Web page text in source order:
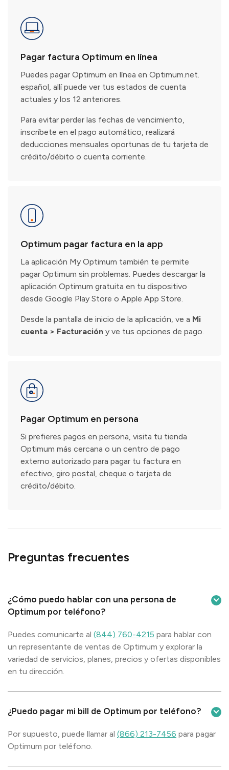
Pagar factura Optimum en línea
Puedes pagar Optimum en línea en Optimum.net.
español, allí puede ver tus estados de cuenta
actuales y los 12 anteriores.
Para evitar perder las fechas de vencimiento,
inscríbete en el pago automático, realizará
deducciones mensuales oportunas de tu tarjeta de
crédito/débito o cuenta corriente.
Optimum pagar factura en la app
La aplicación My Optimum también te permite
pagar Optimum sin problemas. Puedes descargar la
aplicación Optimum gratuita en tu dispositivo
desde Google Play Store o Apple App Store.
Desde la pantalla de inicio de la aplicación, ve a Mi
cuenta > Facturación y ve tus opciones de pago.
Pagar Optimum en persona
Si prefieres pagos en persona, visita tu tienda
Optimum más cercana o un centro de pago
externo autorizado para pagar tu factura en
efectivo, giro postal, cheque o tarjeta de
crédito/débito.
Preguntas frecuentes
¿Cómo puedo hablar con una persona de
Optimum por teléfono?
Puedes comunicarte al (844) 760-4215 para hablar con
un representante de ventas de Optimum y explorar la
variedad de servicios, planes, precios y ofertas disponibles
en tu dirección.
¿Puedo pagar mi bill de Optimum por teléfono?
Por supuesto, puede llamar al (866) 213-7456 para pagar
Optimum por teléfono.